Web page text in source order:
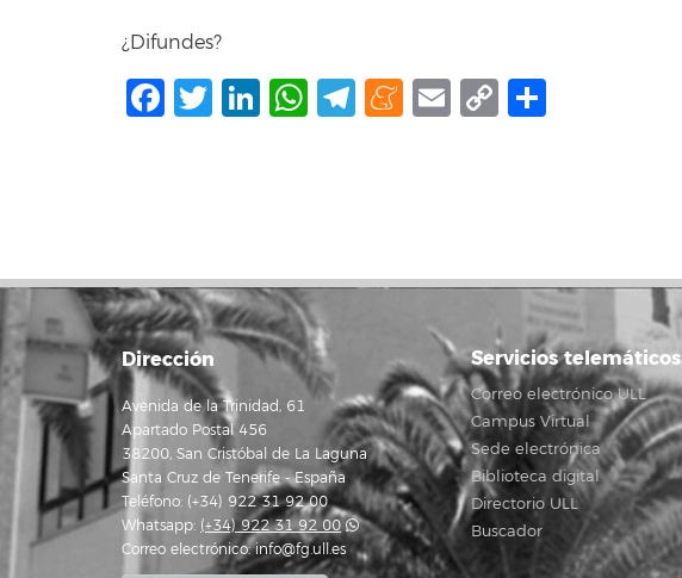
¿Difundes?
Facebook
Twitter
LinkedIn
WhatsApp
Telegram
Meneame
Email
Copy
Dirección
Avenida de la Trinidad, 61
Apartado Postal 456
38200, San Cristóbal de La Laguna
Santa Cruz de Tenerife - España
Teléfono: (+34) 922 31 92 00
Whatsapp: (+34) 922 31 92 00
Correo electrónico:info@fg.ull.es
Servicios telemáticos
Correo electrónico ULL
Campus Virtual
Sede electrónica
Biblioteca digital
Directorio ULL
Buscador